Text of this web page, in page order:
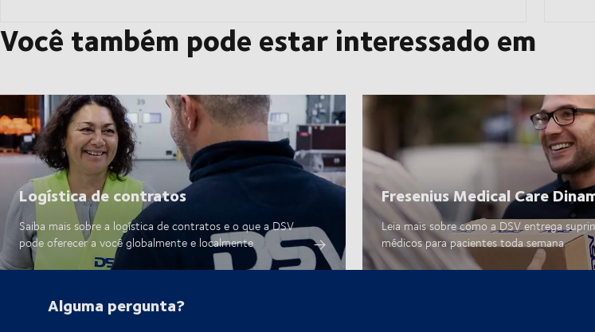
Você também pode estar interessado em
Logística de contratos
Saiba mais sobre a logística de contratos e o que a DSV
pode oferecer a você globalmente e localmente
Fresenius Medical Care
Leia mais sobre como a DSV entrega
médicos para pacientes toda semana
Alguma pergunta?